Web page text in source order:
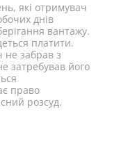
які отримувач
днів
вантажу.
платити.
не забрав з
затребував його
право
розсуд.